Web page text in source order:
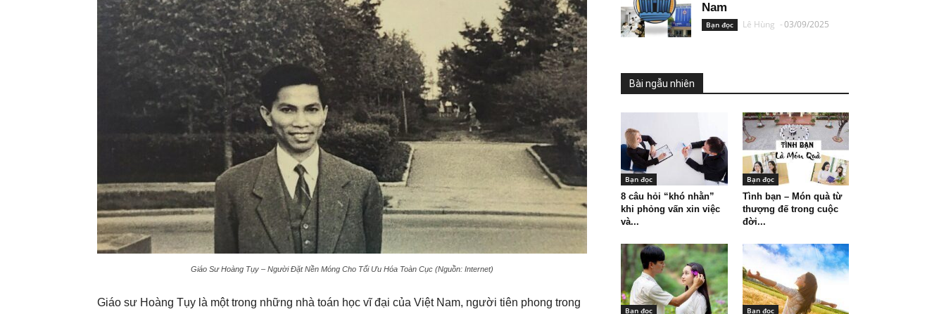
Giáo Sư Hoàng Tụy – Người Đặt Nền Móng Cho Tối Ưu Hóa Toàn Cục (Nguồn: Internet)
Giáo sư Hoàng Tụy là một trong những nhà toán học vĩ đại của Việt Nam, người tiên phong trong
Nam
Bạn đọc Lê Hùng -03/09/2025
Bài ngẫu nhiên
Bạn đọc
8 câu hỏi “khó nhằn”
khi phỏng vấn xin việc
và...
Bạn đọc
Tình bạn – Món quà từ
thượng đế trong cuộc
đời...
Bạn đọc Bạn đọc